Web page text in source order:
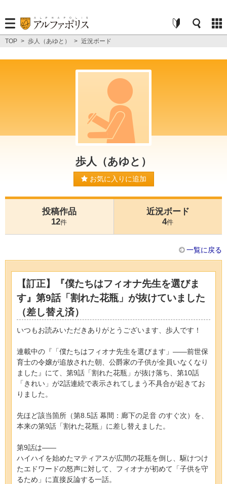
TOP > 歩人（あゆと） > 近況ボード
歩人（あゆと）
お気に入りに追加
投稿作品
12件
近況ボード
4件
一覧に戻る
【訂正】『僕たちはフィオナ先生を選びま
す』第9話「割れた花瓶」が抜けていました
（差し替え済）
いつもお読みいただきありがとうございます、歩人です！
連載中の『「僕たちはフィオナ先生を選びます」——前世保
育士の令嬢が追放された朝、公爵家の子供が全員いなくなり
ました』にて、第9話「割れた花瓶」が抜け落ち、第10話
「きれい」が2話連続で表示されてしまう不具合が起きてお
りました。
先ほど該当箇所（第8.5話 幕間：廊下の足音 のすぐ次）を、
本来の第9話「割れた花瓶」に差し替えました。
第9話は——
ハイハイを始めたマティアスが広間の花瓶を倒し、駆けつけ
たエドワードの怒声に対して、フィオナが初めて「子供を守
るため」に直接反論する一話。